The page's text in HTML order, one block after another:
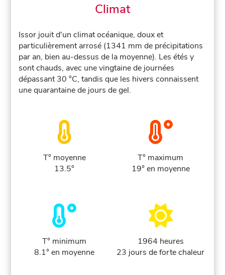
Climat
Issor jouit d'un climat océanique, doux et
particulièrement arrosé (1341 mm de précipitations
par an, bien au-dessus de la moyenne). Les étés y
sont chauds, avec une vingtaine de journées
dépassant 30 °C, tandis que les hivers connaissent
une quarantaine de jours de gel.
T° moyenne
13.5°
T° maximum
19° en moyenne
T° minimum
8.1° en moyenne
1964 heures
23 jours de forte chaleur